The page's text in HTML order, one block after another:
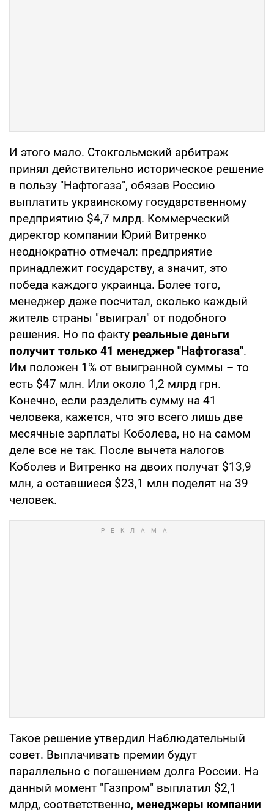
И этого мало. Стокгольмский арбитраж
принял действительно историческое решение
в пользу "Нафтогаза", обязав Россию
выплатить украинскому государственному
предприятию $4,7 млрд. Коммерческий
директор компании Юрий Витренко
неоднократно отмечал: предприятие
принадлежит государству, а значит, это
победа каждого украинца. Более того,
менеджер даже посчитал, сколько каждый
житель страны "выиграл" от подобного
решения. Но по факту реальные деньги
получит только 41 менеджер "Нафтогаза".
Им положен 1% от выигранной суммы – то
есть $47 млн. Или около 1,2 млрд грн.
Конечно, если разделить сумму на 41
человека, кажется, что это всего лишь две
месячные зарплаты Коболева, но на самом
деле все не так. После вычета налогов
Коболев и Витренко на двоих получат $13,9
млн, а оставшиеся $23,1 млн поделят на 39
человек.
Такое решение утвердил Наблюдательный
совет. Выплачивать премии будут
параллельно с погашением долга России. На
данный момент "Газпром" выплатил $2,1
млрд, соответственно, менеджеры компании